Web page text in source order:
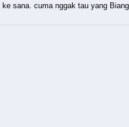
sana. cuma nggak tau yang